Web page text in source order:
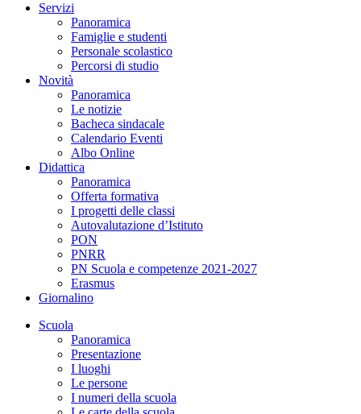
Servizi
Panoramica
Famiglie e studenti
Personale scolastico
Percorsi di studio
Novità
Panoramica
Le notizie
Bacheca sindacale
Calendario Eventi
Albo Online
Didattica
Panoramica
Offerta formativa
I progetti delle classi
Autovalutazione d’Istituto
PON
PNRR
PN Scuola e competenze 2021-2027
Erasmus
Giornalino
Scuola
Panoramica
Presentazione
I luoghi
Le persone
I numeri della scuola